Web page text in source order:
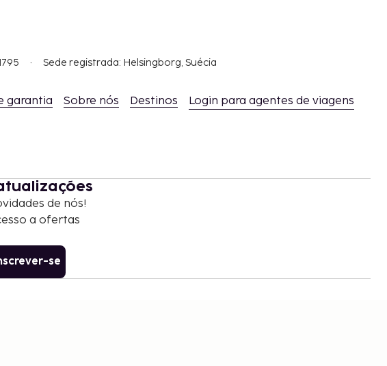
Sede registrada: Helsingborg, Suécia
garantia Sobre nós Destinos Login para agentes de viagens
de nós!
a ofertas
se